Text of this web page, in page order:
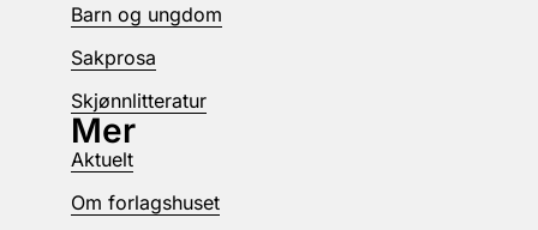
Barn og ungdom
Sakprosa
Skjønnlitteratur
Mer
Aktuelt
Om forlagshuset